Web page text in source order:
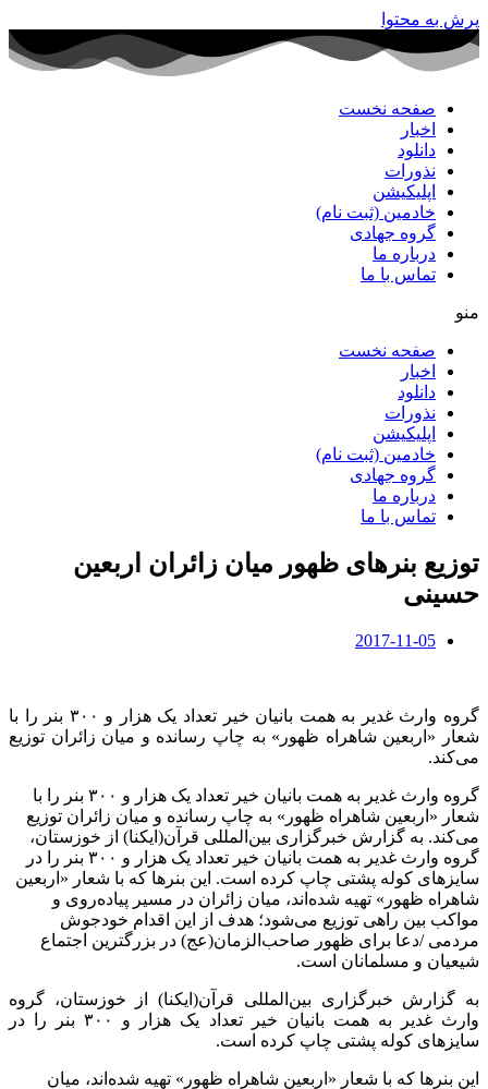
پرش به محتوا
صفحه نخست
اخبار
دانلود
نذورات
اپلیکیشن
خادمین (ثبت نام)
گروه جهادی
درباره ما
تماس با ما
منو
صفحه نخست
اخبار
دانلود
نذورات
اپلیکیشن
خادمین (ثبت نام)
گروه جهادی
درباره ما
تماس با ما
توزیع بنرهای ظهور میان زائران اربعین
حسینی
2017-11-05
گروه وارث غدیر به همت بانیان خیر تعداد یک هزار و ۳۰۰ بنر را با
شعار «اربعین شاهراه ظهور» به چاپ رسانده و میان زائران توزیع
می‌کند.
گروه وارث غدیر به همت بانیان خیر تعداد یک هزار و ۳۰۰ بنر را با
شعار «اربعین شاهراه ظهور» به چاپ رسانده و میان زائران توزیع
می‌کند. به گزارش خبرگزاری بین‌المللی قرآن(ایکنا) از خوزستان،
گروه وارث غدیر به همت بانیان خیر تعداد یک هزار و ۳۰۰ بنر را در
سایزهای کوله پشتی چاپ کرده است. این بنرها که با شعار «اربعین
شاهراه ظهور» تهیه شده‌اند، میان زائران در مسیر پیاده‌روی و
مواکب بین راهی توزیع می‌شود؛ هدف از این اقدام خودجوش
مردمی /دعا برای ظهور صاحب‌الزمان(عج) در بزرگترین اجتماع
شیعیان و مسلمانان است.
به گزارش خبرگزاری بین‌المللی قرآن(ایکنا) از خوزستان، گروه
وارث غدیر به همت بانیان خیر تعداد یک هزار و ۳۰۰ بنر را در
سایزهای کوله پشتی چاپ کرده است.
این بنرها که با شعار «اربعین شاهراه ظهور» تهیه شده‌اند، میان